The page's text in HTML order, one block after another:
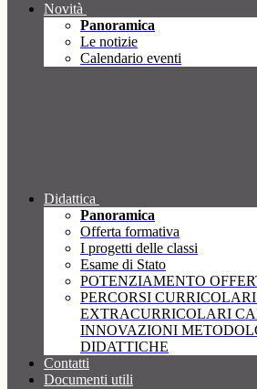
Novità
Panoramica
Le notizie
Calendario eventi
Didattica
Panoramica
Offerta formativa
I progetti delle classi
Esame di Stato
POTENZIAMENTO
PERCORSI
EXTRACURRICOLARI
INNOVAZIONI
DIDATTICHE
Contatti
Documenti utili